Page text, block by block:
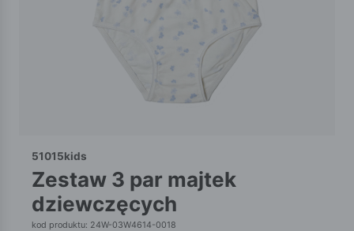
51015kids
zestaw 3 par majtek
dziewczęcych
kod produktu: 24W-03W4614-0018